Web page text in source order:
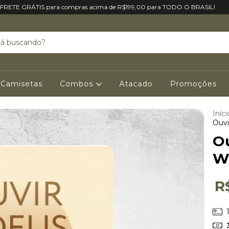
FRETE GRÁTIS para compras acima de R$199,00 para TODO O BRASIL!
Camisetas Combos Atacado Promoções